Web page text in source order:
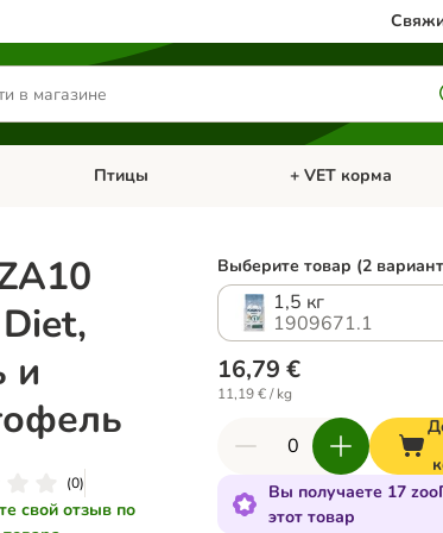
Откройте меню категории: Грызуны и кролики
Птицы Откройте меню
+ VET корма
и
(0)
свой отзыв по
Выберите товар (2
1,5 кг
1909671.1
16,79 €
11,19 € / kg
Вы получаете 17
этот товар